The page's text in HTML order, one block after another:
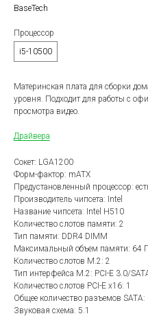
BaseTech
Процессор
i5-10500
Материнская плата для сборки
уровня. Подходит для работы с
просмотра видео.
Драйвера
Сокет: LGA1200
Форм-фактор: mATX
Предустановленный процессор:
Производитель чипсета: Intel
Название чипсета: Intel H510
Количество слотов памяти: 2
Тип памяти: DDR4 DIMM
Максимальный объем памяти: 64
Количество слотов M.2: 2
Тип интерфейса M.2: PCI-E 3.0/
Количество слотов PCI-E x16: 1
Общее количество разъемов SATA:
Звуковая схема: 5.1